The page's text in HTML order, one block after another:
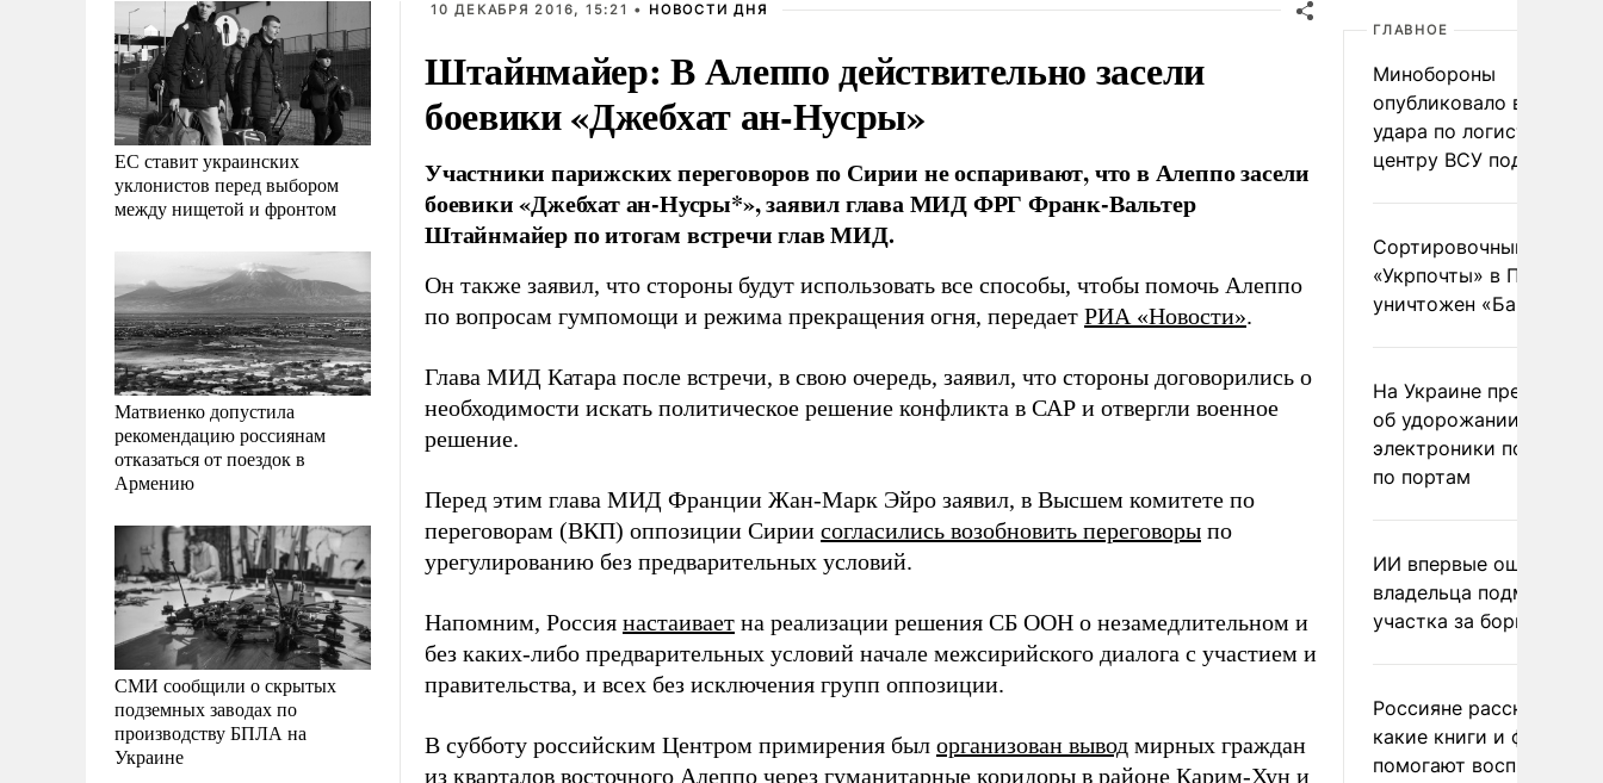
ЕС ставит украинских
уклонистов перед выбором
между нищетой и фронтом
Матвиенко допустила
рекомендацию россиянам
отказаться от поездок в
Армению
СМИ сообщили о скрытых
подземных заводах по
производству БПЛА на
Украине
10 ДЕКАБРЯ 2016, 15:21 • НОВОСТИ ДНЯ
Штайнмайер: В Алеппо действительно засели
боевики «Джебхат ан-Нусры»
Участники парижских переговоров по Сирии не оспаривают, что в Алеппо засели
боевики «Джебхат ан-Нусры*», заявил глава МИД ФРГ Франк-Вальтер
Штайнмайер по итогам встречи глав МИД.
Он также заявил, что стороны будут использовать все способы, чтобы помочь Алеппо
по вопросам гумпомощи и режима прекращения огня, передает РИА «Новости».
Глава МИД Катара после встречи, в свою очередь, заявил, что стороны договорились о
необходимости искать политическое решение конфликта в САР и отвергли военное
решение.
Перед этим глава МИД Франции Жан-Марк Эйро заявил, в Высшем комитете по
переговорам (ВКП) оппозиции Сирии согласились возобновить переговоры по
урегулированию без предварительных условий.
Напомним, Россия настаивает на реализации решения СБ ООН о незамедлительном и
без каких-либо предварительных условий начале межсирийского диалога с участием и
правительства, и всех без исключения групп оппозиции.
В субботу российским Центром примирения был организован вывод мирных граждан
из кварталов восточного Алеппо через гуманитарные коридоры в районе Карим-Хун и
ГЛАВНОЕ
Минобороны
опубликовало видео
удара по
центру ВСУ под Киевом
Сортировочный пункт
«Укрпочты» в
уничтожен
На Украине
об удорожании
электроники после
по портам
ИИ впервые
владельца
участка за борщевик
Россияне рассказали,
какие книги и фильмы
помогают воспитывать